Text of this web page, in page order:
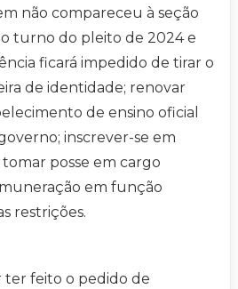
não compareceu à seção
turno do pleito de 2024 e
ficará impedido de tirar o
de identidade; renovar
de ensino oficial
inscrever-se em
posse em cargo
em função
restrições.
ter feito o pedido de